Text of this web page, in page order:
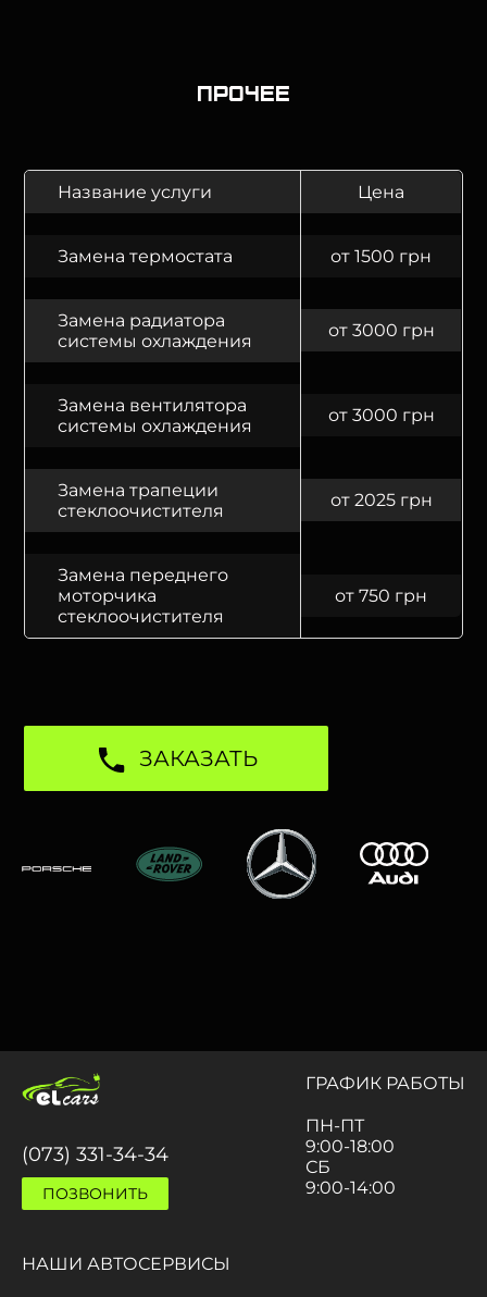
Прочее
Название услуги Цена
Замена термостата от 1500 грн
Замена радиатора
системы охлаждения
от 3000 грн
Замена вентилятора
системы охлаждения
от 3000 грн
Замена трапеции
стеклоочистителя
от 2025 грн
Замена переднего
моторчика
стеклоочистителя
от 750 грн
ЗАКАЗАТЬ
(073) 331-34-34
ПОЗВОНИТЬ
ГРАФИК РАБОТЫ
ПН-ПТ
9:00-18:00
СБ
9:00-14:00
НАШИ АВТОСЕРВИСЫ